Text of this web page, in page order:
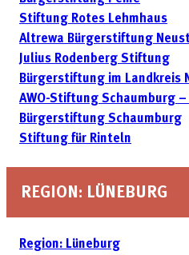
Stiftung Rotes Lehmhaus
Altrewa Bürgerstiftung
Julius Rodenberg Stiftung
Bürgerstiftung im Landkreis
AWO-Stiftung Schaumburg
Bürgerstiftung Schaumburg
Stiftung für Rinteln
REGION: LÜNEBURG
Region: Lüneburg